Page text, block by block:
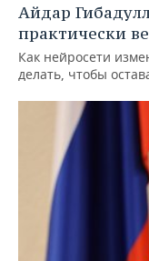
Айдар
практически
Как нейросети
делать, чтобы